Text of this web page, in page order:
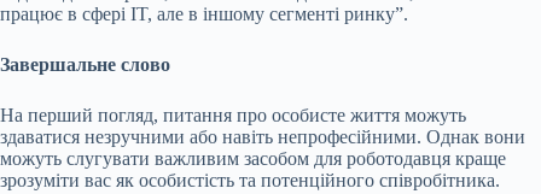
працює в сфері IT, але в іншому сегменті ринку”.
Завершальне слово
На перший погляд, питання про особисте життя можуть
здаватися незручними або навіть непрофесійними. Однак вони
можуть слугувати важливим засобом для роботодавця краще
зрозуміти вас як особистість та потенційного співробітника.